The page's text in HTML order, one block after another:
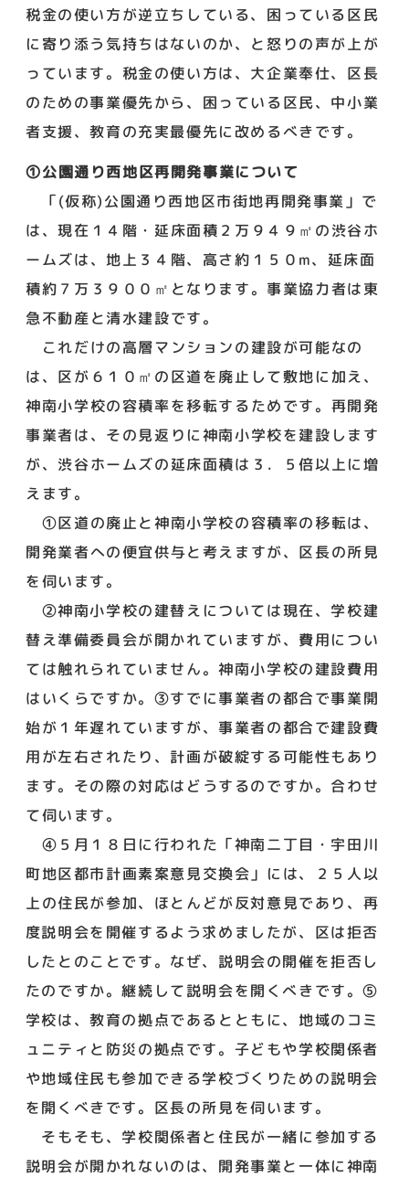
税金の使い方が逆立ちしている、困っている区民
に寄り添う気持ちはないのか、と怒りの声が上が
っています。税金の使い方は、大企業奉仕、区長
のための事業優先から、困っている区民、中小業
者支援、教育の充実最優先に改めるべきです。
①公園通り西地区再開発事業について
「(仮称)公園通り西地区市街地再開発事業」で
は、現在１４階・延床面積２万９４９㎡の渋谷ホ
ームズは、地上３４階、高さ約１５０m、延床面
積約７万３９００㎡となります。事業協力者は東
急不動産と清水建設です。
これだけの高層マンションの建設が可能なの
は、区が６１０㎡の区道を廃止して敷地に加え、
神南小学校の容積率を移転するためです。再開発
事業者は、その見返りに神南小学校を建設します
が、渋谷ホームズの延床面積は３．５倍以上に増
えます。
①区道の廃止と神南小学校の容積率の移転は、
開発業者への便宜供与と考えますが、区長の所見
を伺います。
②神南小学校の建替えについては現在、学校建
替え準備委員会が開かれていますが、費用につい
ては触れられていません。神南小学校の建設費用
はいくらですか。③すでに事業者の都合で事業開
始が１年遅れていますが、事業者の都合で建設費
用が左右されたり、計画が破綻する可能性もあり
ます。その際の対応はどうするのですか。合わせ
て伺います。
④５月１８日に行われた「神南二丁目・宇田川
町地区都市計画素案意見交換会」には、２５人以
上の住民が参加、ほとんどが反対意見であり、再
度説明会を開催するよう求めましたが、区は拒否
したとのことです。なぜ、説明会の開催を拒否し
たのですか。継続して説明会を開くべきです。⑤
学校は、教育の拠点であるとともに、地域のコミ
ュニティと防災の拠点です。子どもや学校関係者
や地域住民も参加できる学校づくりための説明会
を開くべきです。区長の所見を伺います。
そもそも、学校関係者と住民が一緒に参加する
説明会が開かれないのは、開発事業と一体に神南